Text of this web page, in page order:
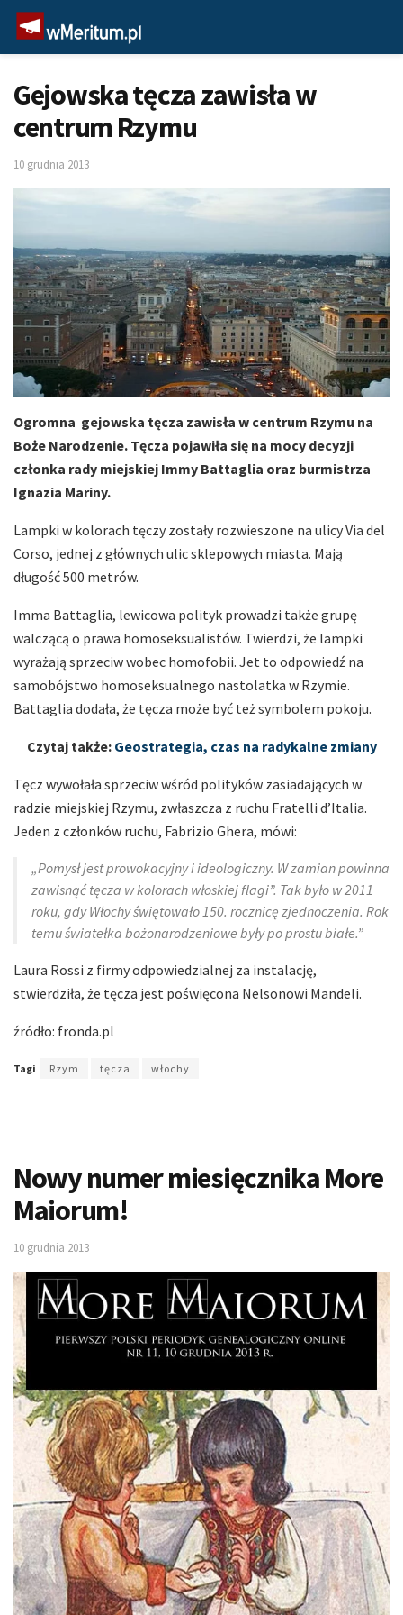
Gejowska tęcza zawisła w
centrum Rzymu
10 grudnia 2013
Ogromna gejowska tęcza zawisła w centrum Rzymu na
Boże Narodzenie. Tęcza pojawiła się na mocy decyzji
członka rady miejskiej Immy Battaglia oraz burmistrza
Ignazia Mariny.
Lampki w kolorach tęczy zostały rozwieszone na ulicy Via del
Corso, jednej z głównych ulic sklepowych miasta. Mają
długość 500 metrów.
Imma Battaglia, lewicowa polityk prowadzi także grupę
walczącą o prawa homoseksualistów. Twierdzi, że lampki
wyrażają sprzeciw wobec homofobii. Jet to odpowiedź na
samobójstwo homoseksualnego nastolatka w Rzymie.
Battaglia dodała, że tęcza może być też symbolem pokoju.
Czytaj także: Geostrategia, czas na radykalne zmiany
Tęcz wywołała sprzeciw wśród polityków zasiadających w
radzie miejskiej Rzymu, zwłaszcza z ruchu Fratelli d’Italia.
Jeden z członków ruchu, Fabrizio Ghera, mówi:
„Pomysł jest prowokacyjny i ideologiczny. W zamian powinna
zawisnąć tęcza w kolorach włoskiej flagi”. Tak było w 2011
roku, gdy Włochy świętowało 150. rocznicę zjednoczenia. Rok
temu światełka bożonarodzeniowe były po prostu białe.”
Laura Rossi z firmy odpowiedzialnej za instalację,
stwierdziła, że tęcza jest poświęcona Nelsonowi Mandeli.
źródło: fronda.pl
Tagi Rzym tęcza włochy
Nowy numer miesięcznika More
Maiorum!
10 grudnia 2013